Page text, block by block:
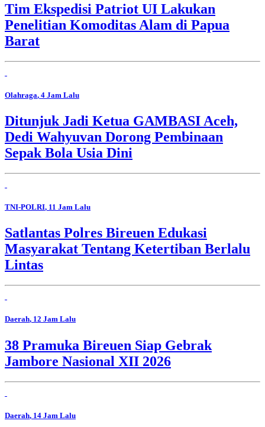
Tim Ekspedisi Patriot UI Lakukan
Penelitian Komoditas Alam di Papua
Barat
Olahraga, 4 Jam Lalu
Ditunjuk Jadi Ketua GAMBASI Aceh,
Dedi Wahyuvan Dorong Pembinaan
Sepak Bola Usia Dini
TNI-POLRI, 11 Jam Lalu
Satlantas Polres Bireuen Edukasi
Masyarakat Tentang Ketertiban Berlalu
Lintas
Daerah, 12 Jam Lalu
38 Pramuka Bireuen Siap Gebrak
Jambore Nasional XII 2026
Daerah, 14 Jam Lalu